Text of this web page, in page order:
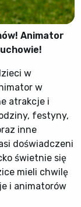
Animator
w
w
atrakcje i
festyny,
inne
doświadczeni
świetnie się
mieli chwilę
i animatorów